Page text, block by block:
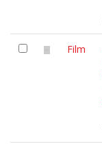
Film